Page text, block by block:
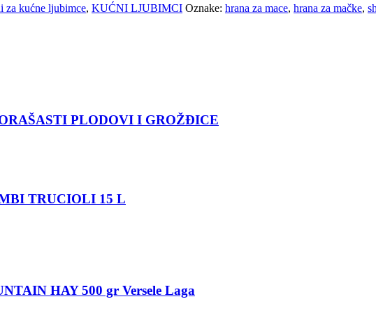
za kućne ljubimce, KUĆNI LJUBIMCI Oznake: hrana za mace, hrana za mačke,
ORAŠASTI PLODOVI I GROŽĐICE
TRUCIOLI 15 L
HAY 500 gr Versele Laga